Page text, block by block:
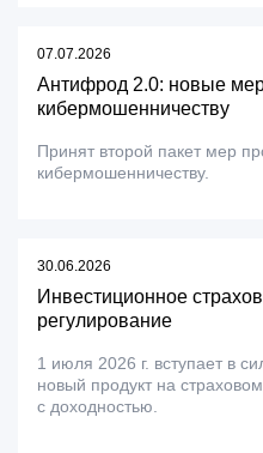
07.07.2026
Антифрод 2.0: новые
кибермошенничеству
Принят второй пакет мер
кибермошенничеству.
30.06.2026
Инвестиционное
регулирование
1 июля 2026 г. вступает в
новый продукт на
с доходностью.